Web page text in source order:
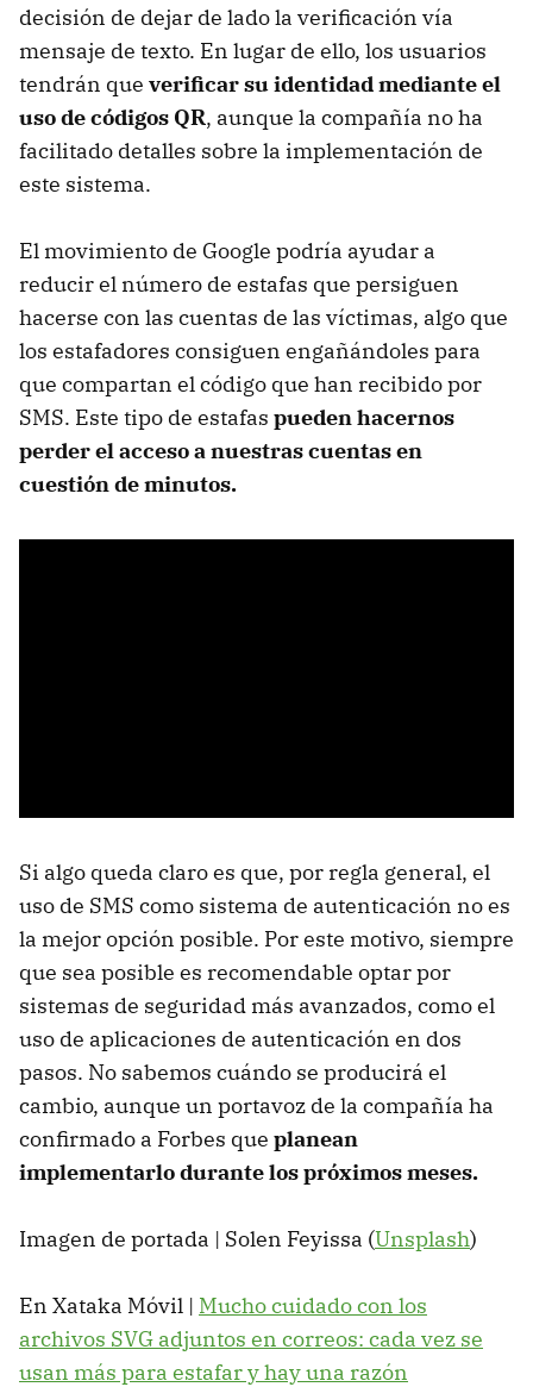
decisión de dejar de lado la verificación vía
mensaje de texto. En lugar de ello, los usuarios
tendrán que verificar su identidad mediante el
uso de códigos QR, aunque la compañía no ha
facilitado detalles sobre la implementación de
este sistema.
El movimiento de Google podría ayudar a
reducir el número de estafas que persiguen
hacerse con las cuentas de las víctimas, algo que
los estafadores consiguen engañándoles para
que compartan el código que han recibido por
SMS. Este tipo de estafas pueden hacernos
perder el acceso a nuestras cuentas en
cuestión de minutos.
Si algo queda claro es que, por regla general, el
uso de SMS como sistema de autenticación no es
la mejor opción posible. Por este motivo, siempre
que sea posible es recomendable optar por
sistemas de seguridad más avanzados, como el
uso de aplicaciones de autenticación en dos
pasos. No sabemos cuándo se producirá el
cambio, aunque un portavoz de la compañía ha
confirmado a Forbes que planean
implementarlo durante los próximos meses.
Imagen de portada | Solen Feyissa (Unsplash)
En Xataka Móvil | Mucho cuidado con los
archivos SVG adjuntos en correos: cada vez se
usan más para estafar y hay una razón